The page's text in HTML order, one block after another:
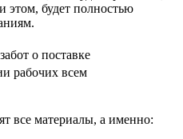
будет полностью
о поставке
рабочих всем
все материалы, а именно: